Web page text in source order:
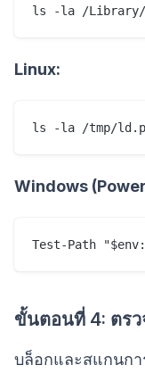
Linux:
Windows
ขั้นตอนที่ 4: ตรว
บล็อกและสแกนกา